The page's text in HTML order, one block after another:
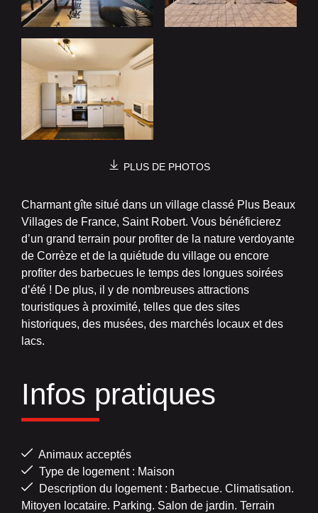
PLUS DE PHOTOS
Charmant gîte situé dans un village classé Plus Beaux
Villages de France, Saint Robert. Vous bénéficierez
d’un grand terrain pour profiter de la nature verdoyante
de Corrèze et de la quiétude du village ou encore
profiter des barbecues le temps des longues soirées
d’été ! De plus, il y de nombreuses attractions
touristiques à proximité, telles que des sites
historiques, des musées, des marchés locaux et des
lacs.
Infos pratiques
Animaux acceptés
Type de logement : Maison
Description du logement : Barbecue. Climatisation.
Mitoyen locataire. Parking. Salon de jardin. Terrain